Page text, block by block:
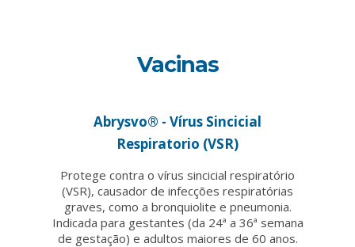
Vacinas
Abrysvo® - Vírus Sincicial
Respiratorio (VSR)
Protege contra o vírus sincicial respiratório
(VSR), causador de infecções respiratórias
graves, como a bronquiolite e pneumonia.
Indicada para gestantes (da 24ª a 36ª semana
de gestação) e adultos maiores de 60 anos.